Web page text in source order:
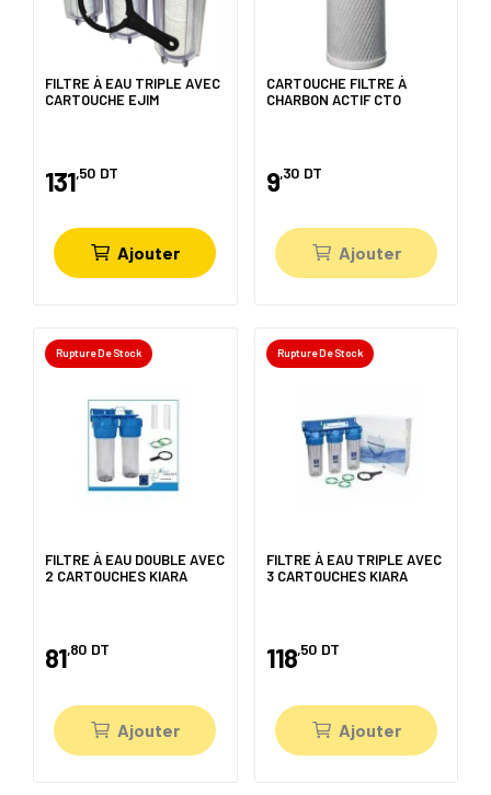
FILTRE À EAU TRIPLE AVEC
CARTOUCHE EJIM
131,50 DT
Ajouter
CARTOUCHE FILTRE À
CHARBON ACTIF CTO
9,30 DT
Ajouter
Rupture De Stock
FILTRE À EAU DOUBLE AVEC
2 CARTOUCHES KIARA
81,80 DT
Ajouter
Rupture De Stock
FILTRE À EAU TRIPLE AVEC
3 CARTOUCHES KIARA
118,50 DT
Ajouter